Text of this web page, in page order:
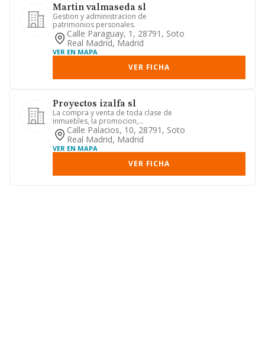
Martin valmaseda sl
Gestion y administracion de
patrimonios personales.
Calle Paraguay, 1, 28791, Soto
Real Madrid, Madrid
VER EN MAPA
VER FICHA
Proyectos izalfa sl
La compra y venta de toda clase de
inmuebles, la promocion,
urbanizacion, construccion, reforma,
re...
Calle Palacios, 10, 28791, Soto
Real Madrid, Madrid
VER EN MAPA
VER FICHA